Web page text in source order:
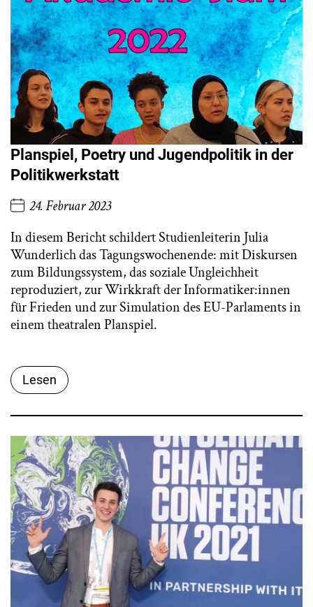
Planspiel, Poetry und Jugendpolitik in der
Politikwerkstatt
24. Februar 2023
In diesem Bericht schildert Studienleiterin Julia
Wunderlich das Tagungswochenende: mit Diskursen
zum Bildungssystem, das soziale Ungleichheit
reproduziert, zur Wirkkraft der Informatiker:innen
für Frieden und zur Simulation des EU-Parlaments in
einem theatralen Planspiel.
Lesen